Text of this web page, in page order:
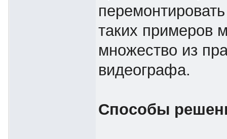
таких примеров
множество из
видеографа.
Способы